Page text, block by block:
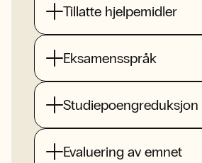
Tillatte hjelpemidler
Eksamensspråk
Studiepoengreduksjon
Evaluering av emnet